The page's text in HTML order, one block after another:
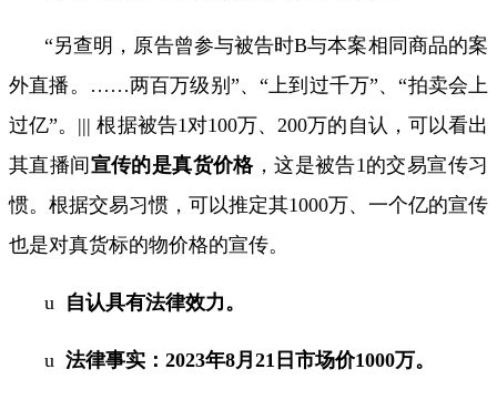
“另查明，原告曾参与被告时B与本案相同商品的案
外直播。
……两百万级别 ”、“ 上到过千万”、“拍卖会上
过亿”。 |||根据被告1 对100万、 200万的自认，可以看出
其直播间宣传的是真货价格，这是被告1 的交易宣传习
惯。根据交易习惯，可以推定其1000万、一个亿的宣传
也是对真货标的物价格的宣传。
u 自认具有法律效力。
u 法律事实：2023年8月21 日市场价1000万。